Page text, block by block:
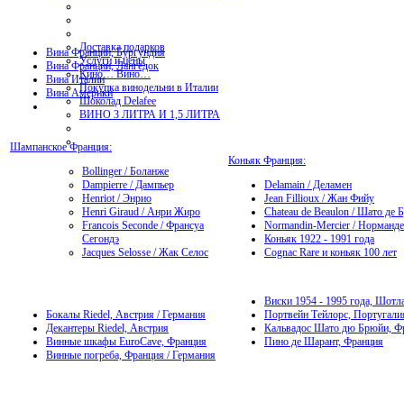
Доставка подарков
Услуги и цены
Кино… Вино…
Покупка винодельни в Италии
Шоколад Delafee
ВИНО 3 ЛИТРА И 1,5 ЛИТРА
Вина Франции, Бургундия
Вина Франции, Лангедок
Вина Италии
Вина Америки
Шампанское Франция:
Bollinger / Боланже
Dampierre / Дампьер
Henriot / Энрио
Henri Giraud / Анри Жиро
Francois Seconde / Франсуа
Сегондэ
Jacques Selosse / Жак Селос
Бокалы Riedel, Австрия / Германия
Декантеры Riedel, Австрия
Винные шкафы EuroCave, Франция
Винные погреба, Франция / Германия
Коньяк Франция:
Delamain / Деламен
Jean Fillioux / Жан Фийу
Chateau de Beaulon / Шато де
Normandin-Mercier /
Коньяк 1922 - 1991 года
Cognac Rare и коньяк 100 лет
Виски 1954 - 1995 года,
Портвейн Тейлорс,
Кальвадос Шато дю Брюйи,
Пино де Шарант, Франция